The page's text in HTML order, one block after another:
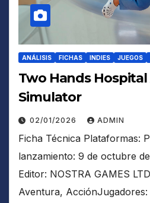
ANÁLISIS FICHAS INDIES JUEGOS
Two Hands
Simulator
02/01/2026 ADMIN
Ficha Técnica Plataformas:
lanzamiento: 9 de octubre
Editor: NOSTRA GAMES
Aventura, AcciónJugadores: